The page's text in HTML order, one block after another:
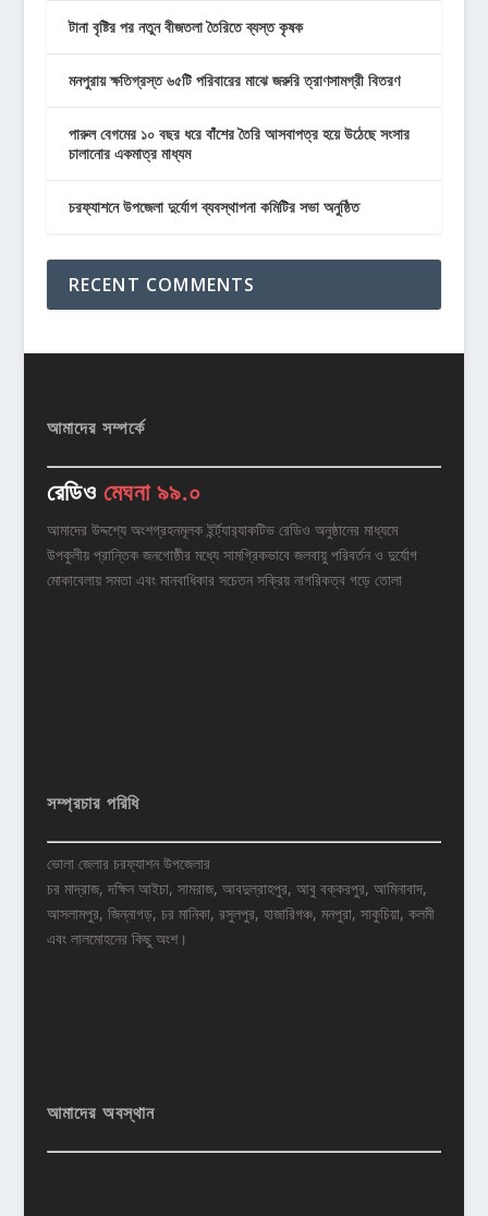
টানা বৃষ্টির পর নতুন বীজতলা তৈরিতে ব্যস্ত কৃষক
মনপুরায় ক্ষতিগ্রস্ত ৬৫টি পরিবারের মাঝে জরুরি ত্রাণসামগ্রী বিতরণ
পারুল বেগমের ১০ বছর ধরে বাঁশের তৈরি আসবাপত্র হয়ে উঠেছে সংসার
চালানোর একমাত্র মাধ্যম
চরফ্যাশনে উপজেলা দুর্যোগ ব্যবস্থাপনা কমিটির সভা অনুষ্ঠিত
RECENT COMMENTS
আমাদের সম্পর্কে
রেডিও মেঘনা ৯৯.০
আমাদের উদ্দশ্যে অংশগ্রহনমূলক ইর্ন্ট্যার‌্যাকটিভ রেডিও অনুষ্ঠানের মাধ্যমে
উপকুলীয় প্রান্তিক জনগোষ্ঠীর মধ্যে সামগ্রিকভাবে জলবায়ু পরিবর্তন ও দুর্যোগ
মোকাবেলায় সমতা এবং মানবাধিকার সচেতন সক্রিয় নাগরিকত্ব গড়ে তোলা
সম্প্রচার পরিধি
ভোলা জেলার চরফ্যাশন উপজেলার
চর মাদ্রাজ, দক্ষিন আইচা, সামরাজ, আবদুল্রাহপুর, আবু বক্করপুর, আমিনাবাদ,
আসলামপুর, জিন্নাগড়, চর মানিকা, রসুলপুর, হাজারিগঞ্চ, মনপুরা, সাকুচিয়া, কলমী
এবং লালমোহনের কিছু অংশ।
আমাদের অবস্থান